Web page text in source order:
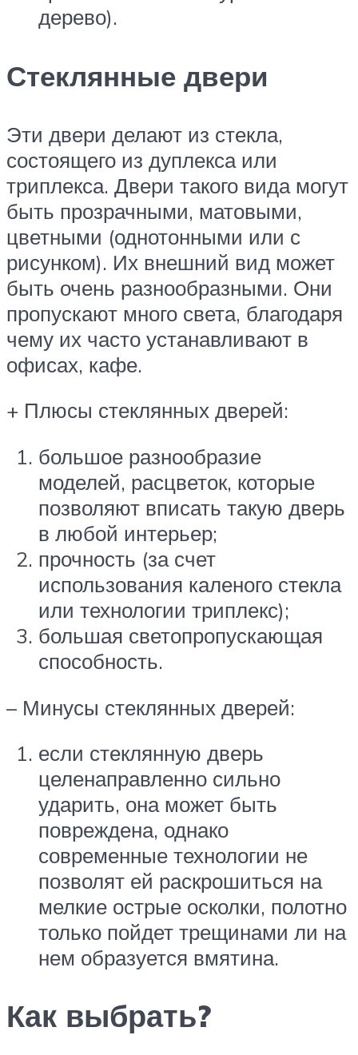
дерево).
Стеклянные двери
Эти двери делают из стекла,
состоящего из дуплекса или
триплекса. Двери такого вида могут
быть прозрачными, матовыми,
цветными (однотонными или с
рисунком). Их внешний вид может
быть очень разнообразными. Они
пропускают много света, благодаря
чему их часто устанавливают в
офисах, кафе.
+ Плюсы стеклянных дверей:
большое разнообразие
моделей, расцветок, которые
позволяют вписать такую дверь
в любой интерьер;
прочность (за счет
использования каленого стекла
или технологии триплекс);
большая светопропускающая
способность.
– Минусы стеклянных дверей:
если стеклянную дверь
целенаправленно сильно
ударить, она может быть
повреждена, однако
современные технологии не
позволят ей раскрошиться на
мелкие острые осколки, полотно
только пойдет трещинами ли на
нем образуется вмятина.
Как выбрать?